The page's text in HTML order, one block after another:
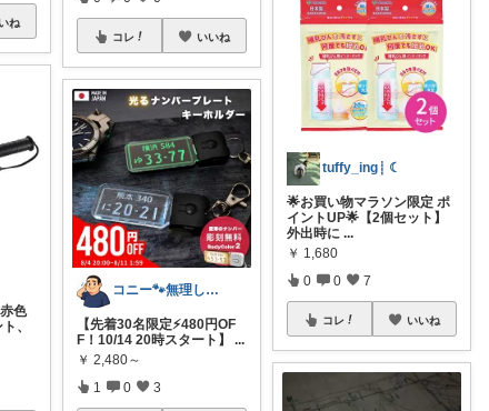
ね
色
、
コレ いいね
コニー🐾無理しない暮らしROOM✨
【先着30名限定⚡480円OF
F！10/14 20時スタート】
...
￥ 2,480～
1 0 3
tuffy_ing┊ ☾
🌟お買い物マラソン限定 ポ
イントUP🌟【2個セット】
外出時に ...
￥ 1,680
0 0 7
コレ いいね